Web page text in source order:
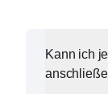
Kann ich